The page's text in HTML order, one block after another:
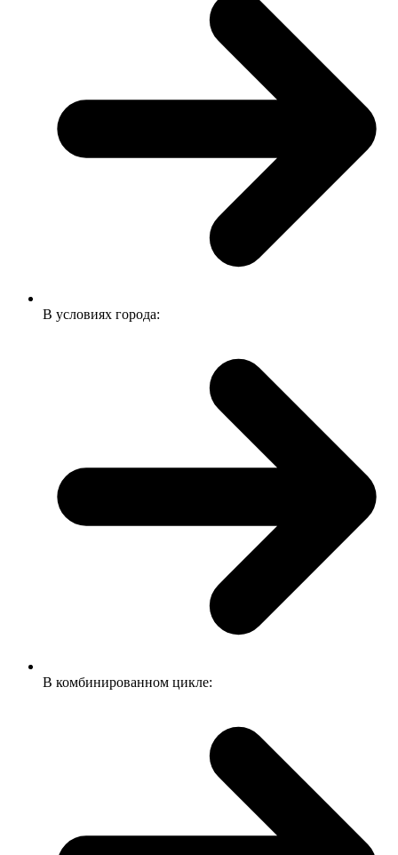
В условиях города:
В комбинированном цикле: